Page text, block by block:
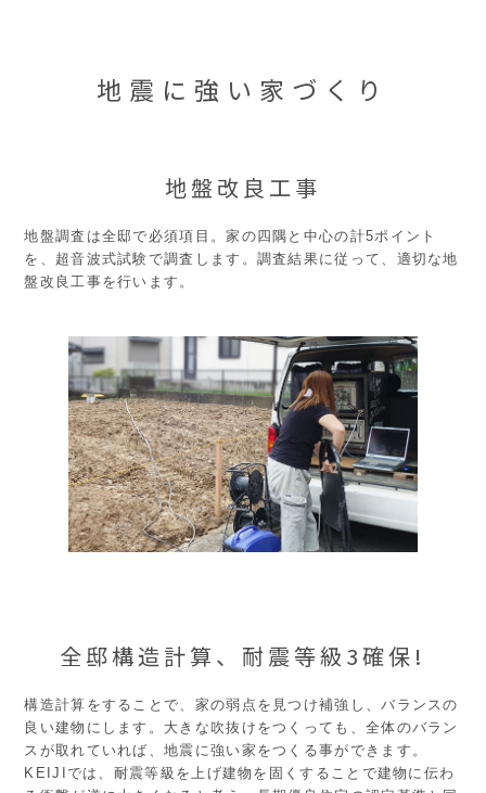
地震に強い家づくり
地盤改良工事
地盤調査は全邸で必須項目。家の四隅と中心の計5ポイント
を、超音波式試験で調査します。調査結果に従って、適切な地
盤改良工事を行います。
全邸構造計算、耐震等級3確保!
構造計算をすることで、家の弱点を見つけ補強し、バランスの
良い建物にします。大きな吹抜けをつくっても、全体のバラン
スが取れていれば、地震に強い家をつくる事ができます。
KEIJIでは、耐震等級を上げ建物を固くすることで建物に伝わ